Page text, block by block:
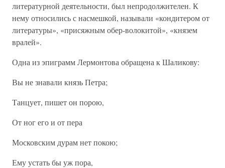
литературной деятельности, был непродолжителен. К
нему относились с насмешкой, называли «кондитером от
литературы», «присяжным обер-волокитой», «князем
вралей».
Одна из эпиграмм Лермонтова обращена к Шаликову:
Вы не знавали князь Петра;
Танцует, пишет он порою,
От ног его и от пера
Московским дурам нет покою;
Ему устать бы уж пора,